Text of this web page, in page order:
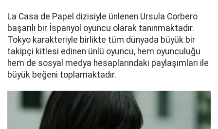
La Casa de Papel dizisiyle ünlenen Ursula Corbero
başarılı bir İspanyol oyuncu olarak tanınmaktadır.
Tokyo karakteriyle birlikte tüm dünyada büyük bir
takipçi kitlesi edinen ünlü oyuncu, hem oyunculuğu
hem de sosyal medya hesaplarındaki paylaşımları ile
büyük beğeni toplamaktadır.